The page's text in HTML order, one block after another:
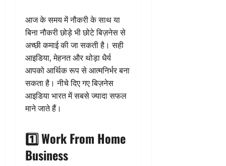
आज के समय में नौकरी के साथ या
बिना नौकरी छोड़े भी छोटे बिज़नेस से
अच्छी कमाई की जा सकती है। सही
आइडिया, मेहनत और थोड़ा धैर्य
आपको आर्थिक रूप से आत्मनिर्भर बना
सकता है। नीचे दिए गए बिज़नेस
आइडिया भारत में सबसे ज्यादा सफल
माने जाते हैं।
1️⃣ Work From Home
Business